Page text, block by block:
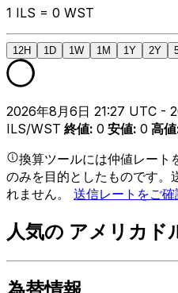
1 ILS = 0 WST
12H 1D 1W 1M 1Y 2Y
2026年8月6日 21:27 UTC -
ILS/WST 終値: 0 安値: 0 高値
換算ツールには仲値レート
のみを目的としたものです。
れません。 送信レートをご確
人気の アメリカド